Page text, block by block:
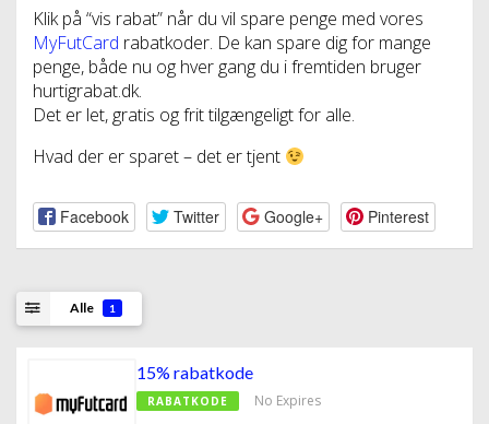
Klik på “vis rabat” når du vil spare penge med vores
MyFutCard rabatkoder. De kan spare dig for mange
penge, både nu og hver gang du i fremtiden bruger
hurtigrabat.dk.
Det er let, gratis og frit tilgængeligt for alle.
Hvad der er sparet – det er tjent
Facebook Twitter Google+ Pinterest
Alle 1
15% rabatkode
RABATKODE No Expires